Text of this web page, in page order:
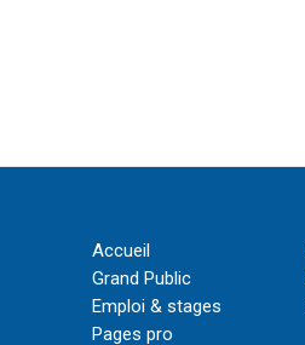
Accueil
Grand Public
Emploi & stages
Pages pro